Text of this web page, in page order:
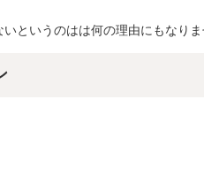
というのはは何の理由にもなりま